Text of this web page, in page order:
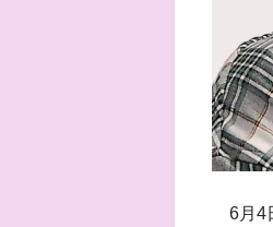
6月4